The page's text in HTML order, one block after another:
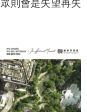
則會是失望再失